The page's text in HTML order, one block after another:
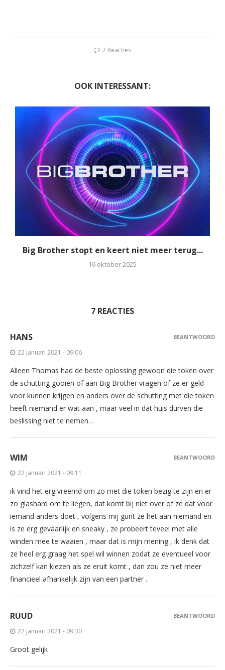
7 Reacties
OOK INTERESSANT:
Big Brother stopt en keert niet meer terug...
16 oktober 2025
7 REACTIES
HANS
22 januari 2021 - 09:06
Alleen Thomas had de beste oplossing gewoon die token over
de schutting gooien of aan Big Brother vragen of ze er geld
voor kunnen krijgen en anders over de schutting met die token
heeft niemand er wat aan , maar veel in dat huis durven die
beslissing niet te nemen…
BEANTWOORD
WIM
22 januari 2021 - 09:11
ik vind het erg vreemd om zo met die token bezig te zijn en er
zo glashard om te liegen, dat komt bij niet over of ze dat voor
iemand anders doet , volgens mij gunt ze het aan niemand en
is ze erg gevaarlijk en sneaky , ze probeert teveel met alle
winden mee te waaien , maar dat is mijn mening , ik denk dat
ze heel erg graag het spel wil winnen zodat ze eventueel voor
zichzelf kan kiezen als ze eruit komt , dan zou ze niet meer
financieel afhankelijk zijn van een partner .
BEANTWOORD
RUUD
22 januari 2021 - 09:30
Groot gelijk
BEANTWOORD